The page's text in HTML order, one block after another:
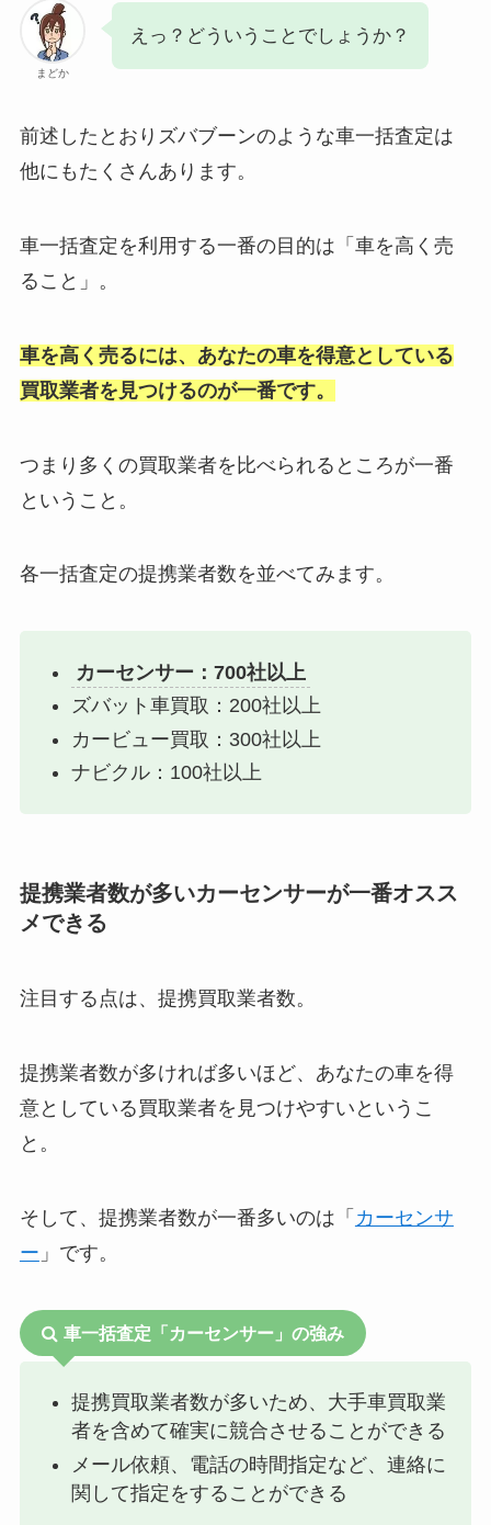
まどか
えっ？どういうことでしょうか？
前述したとおりズバブーンのような車一括査定は
他にもたくさんあります。
車一括査定を利用する一番の目的は「車を高く売
ること」。
車を高く売るには、あなたの車を得意としている
買取業者を見つけるのが一番です。
つまり多くの買取業者を比べられるところが一番
ということ。
各一括査定の提携業者数を並べてみます。
カーセンサー：700社以上
ズバット車買取：200社以上
カービュー買取：300社以上
ナビクル：100社以上
提携業者数が多いカーセンサーが一番オスス
メできる
注目する点は、提携買取業者数。
提携業者数が多ければ多いほど、あなたの車を得
意としている買取業者を見つけやすいというこ
と。
そして、提携業者数が一番多いのは「 カーセンサ
ー 」です。
車一括査定「カーセンサー」の強み
提携買取業者数が多いため、大手車買取業
者を含めて確実に競合させることができる
メール依頼、電話の時間指定など、連絡に
関して指定をすることができる